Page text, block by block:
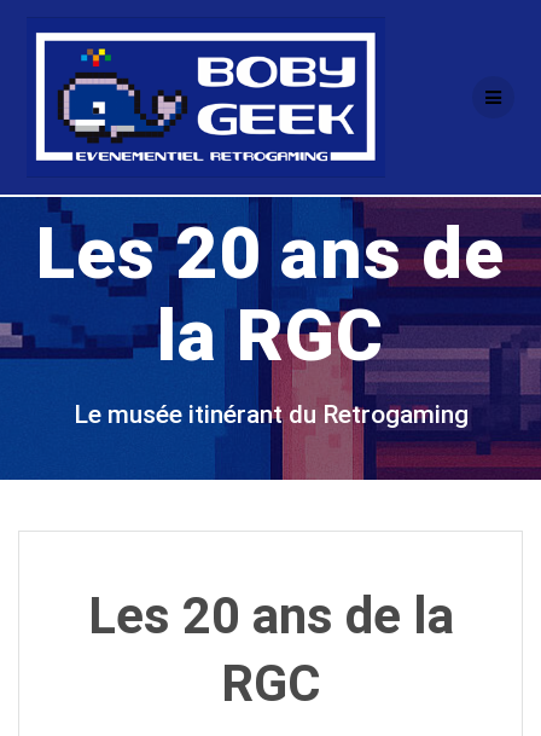
au
contenu
Les 20 ans de
la RGC
Le musée itinérant du Retrogaming
Les 20 ans de la
RGC